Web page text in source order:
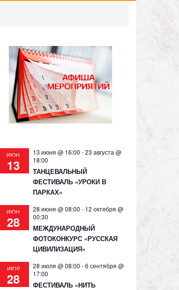
ИЮН
13
13 июня @ 16:00 -23 августа @
18:00
ТАНЦЕВАЛЬНЫЙ
ФЕСТИВАЛЬ «УРОКИ В
ПАРКАХ»
ИЮН
28
28 июня @ 08:00 - 12 октября @
00:30
МЕЖДУНАРОДНЫЙ
ФОТОКОНКУРС «РУССКАЯ
ЦИВИЛИЗАЦИЯ»
ИЮЛ
28
28 июля @ 08:00 -6 сентября @
17:00
ФЕСТИВАЛЬ «НИТЬ